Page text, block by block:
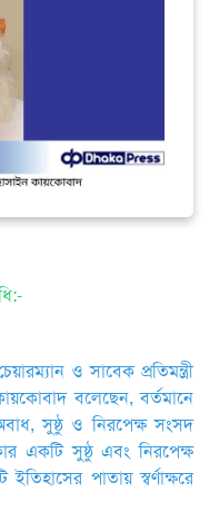
ও সাবেক প্রতিমন্ত্রী
বলেছেন, বর্তমানে
সুষ্ঠু ও নিরপেক্ষ সংসদ
একটি সুষ্ঠু এবং নিরপেক্ষ
পাতায় স্বর্ণাক্ষরে